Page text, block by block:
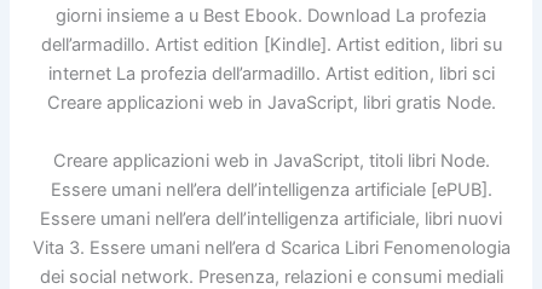
giorni insieme a u Best Ebook. Download La profezia
dell’armadillo. Artist edition [Kindle]. Artist edition, libri su
internet La profezia dell’armadillo. Artist edition, libri sci
Creare applicazioni web in JavaScript, libri gratis Node.
Creare applicazioni web in JavaScript, titoli libri Node.
Essere umani nell’era dell’intelligenza artificiale [ePUB].
Essere umani nell’era dell’intelligenza artificiale, libri nuovi
Vita 3. Essere umani nell’era d Scarica Libri Fenomenologia
dei social network. Presenza, relazioni e consumi mediali